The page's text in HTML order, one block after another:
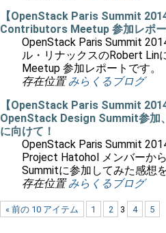
【OpenStack Paris Summit
Contributors Meetup 参加レポ
OpenStack Paris Summit
ル・リナックスのRobert Lin
Meetup 参加レポートです。
存在位置 みらくるブログ
【OpenStack Paris Summit
OpenStack Design Summit参加
に向けて！
OpenStack Paris Summit
Project Hatohol メンバーか
Summitに参加してみた感想
存在位置 みらくるブログ
« 前の 10 アイテム 1 2 3 4 5